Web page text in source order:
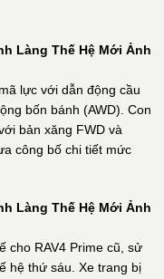
lực với dẫn động cầu
bốn bánh (AWD). Con
bản xăng FWD và
công bố chi tiết mức
cho RAV4 Prime cũ, sử
hệ thứ sáu. Xe trang bị